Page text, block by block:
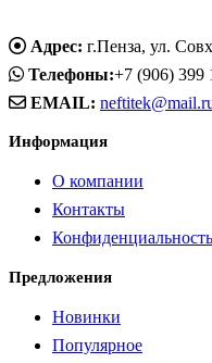
Адрес: г.Пенза, ул.
Телефоны:+7 (906) 399
EMAIL:
Информация
О компании
Контакты
Конфиденциальность
Предложения
Новинки
Популярное